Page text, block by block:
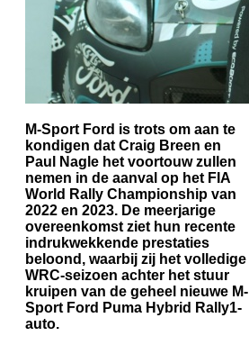
M-Sport Ford is trots om aan te
kondigen dat Craig Breen en
Paul Nagle het voortouw zullen
nemen in de aanval op het FIA
World Rally Championship van
2022 en 2023. De meerjarige
overeenkomst ziet hun recente
indrukwekkende prestaties
beloond, waarbij zij het volledige
WRC-seizoen achter het stuur
kruipen van de geheel nieuwe M-
Sport Ford Puma Hybrid Rally1-
auto.